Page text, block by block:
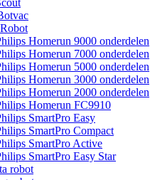
Homerun 9000 onderdelen
Homerun 7000 onderdelen
Homerun 5000 onderdelen
Homerun 3000 onderdelen
Homerun 2000 onderdelen
Homerun FC9910
SmartPro Easy
SmartPro Compact
SmartPro Active
SmartPro Easy Star
robot